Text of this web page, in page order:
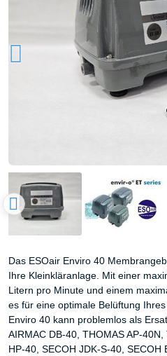
Das ESOair Enviro 40
Ihre Kleinkläranlage. Mit einer
Litern pro Minute und einem
es für eine optimale Belüftung
Enviro 40 kann problemlos als
AIRMAC DB-40, THOMAS AP-
HP-40, SECOH JDK-S-40,